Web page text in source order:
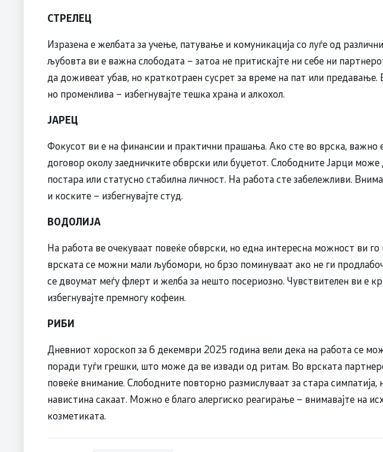
СТРЕЛЕЦ
Изразена е желбата за учење, патување и комуникација со луѓе од
љубовта ви е важна слободата – затоа не притискајте ни себе ни
да доживеат убав, но краткотраен сусрет за време на пат или предавање.
но променлива – избегнувајте тешка храна и алкохол.
ЈАРЕЦ
Фокусот ви е на финансии и практични прашања. Ако сте во врска, важно
договор околу заедничките обврски или буџетот. Слободните Јарци може
постара или статусно стабилна личност. На работа сте забележливи.
и коските – избегнувајте студ.
ВОДОЛИЈА
На работа ве очекуваат повеќе обврски, но една интересна можност ви
врската се можни мали љубомори, но брзо поминуваат ако не ги
се двоумат меѓу флерт и желба за нешто посериозно. Чувствителен ви е
избегнувајте премногу кофеин.
РИБИ
Дневниот хороскоп за 6 декември 2025 година вели дека на работа се
поради туѓи грешки, што може да ве извади од ритам. Во врската
повеќе внимание. Слободните повторно размислуваат за стара симпатија,
навистина сакаат. Можно е благо алергиско реагирање – внимавајте на
козметиката.